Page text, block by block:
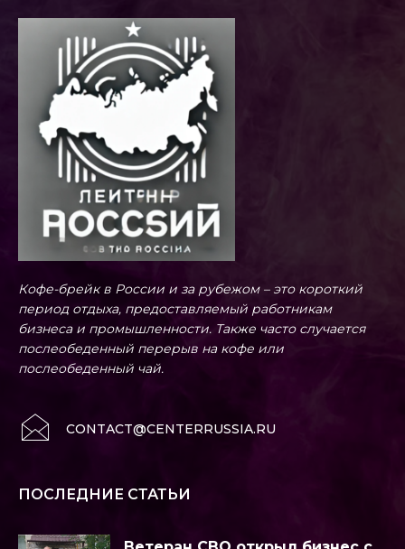
Кофе-брейк в России и за рубежом – это короткий
период отдыха, предоставляемый работникам
бизнеса и промышленности. Также часто случается
послеобеденный перерыв на кофе или
послеобеденный чай.
CONTACT@CENTERRUSSIA.RU
ПОСЛЕДНИЕ СТАТЬИ